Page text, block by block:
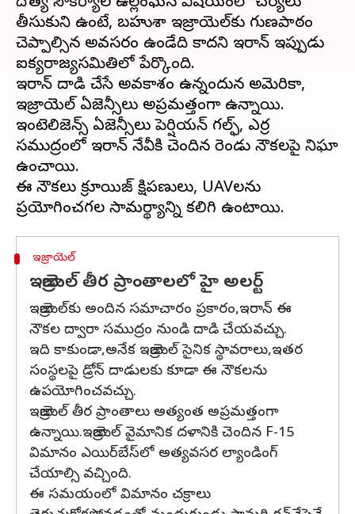
తీసుకుని ఉంటే, బహుశా ఇజ్రాయెల్‌కు గుణపాఠం
చెప్పాల్సిన అవసరం ఉండేది కాదని ఇరాన్ ఇప్పుడు
ఐక్యరాజ్యసమితిలో పేర్కొంది.
ఇరాన్ దాడి చేసే అవకాశం ఉన్నందున అమెరికా,
ఇజ్రాయెల్ ఏజెన్సీలు అప్రమత్తంగా ఉన్నాయి.
ఇంటెలిజెన్స్ ఏజెన్సీలు పెర్షియన్ గల్ఫ్, ఎర్ర
సముద్రంలో ఇరాన్ నేవీకి చెందిన రెండు నౌకలపై నిఘా
ఉంచాయి.
ఈ నౌకలు క్రూయిజ్ క్షిపణులు, UAVలను
ఇజ్రాయెల్
ఇజ్రాయెల్ తీర ప్రాంతాలలో హై అలర్ట్‌
ఇజ్రాయెల్‌కు అందిన సమాచారం ప్రకారం,ఇరాన్ ఈ
నౌకల ద్వారా సముద్రం నుండి దాడి చేయవచ్చు.
ఇది కాకుండా,అనేక ఇజ్రాయెల్ సైనిక స్థావరాలు,ఇతర
సంస్థలపై డ్రోన్ దాడులకు కూడా ఈ నౌకలను
ఉపయోగించవచ్చు.
ఇజ్రాయెల్ తీర ప్రాంతాలు అత్యంత అప్రమత్తంగా
ఉన్నాయి.ఇజ్రాయెల్ వైమానిక దళానికి చెందిన F-15
విమానం ఎయిర్‌బేస్‌లో అత్యవసర ల్యాండింగ్
చేయాల్సి వచ్చింది.
ఈ సమయంలో విమానం చక్రాలు